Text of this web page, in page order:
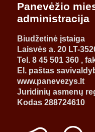
Panevėžio
administracija
Biudžetinė įstaiga
Laisvės a. 20 LT-
Tel. 8 45 501 360 ,
El. paštas
www.panevezys.lt
Juridinių asmenų
Kodas 288724610